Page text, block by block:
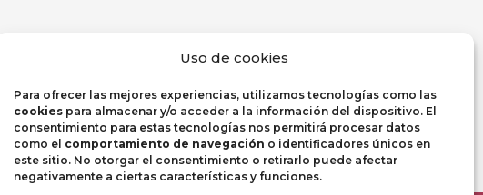
Uso de cookies
Para ofrecer las mejores experiencias, utilizamos tecnologías como las
cookies para almacenar y/o acceder a la información del dispositivo. El
consentimiento para estas tecnologías nos permitirá procesar datos
como el comportamiento de navegación o identificadores únicos en
este sitio. No otorgar el consentimiento o retirarlo puede afectar
negativamente a ciertas características y funciones.